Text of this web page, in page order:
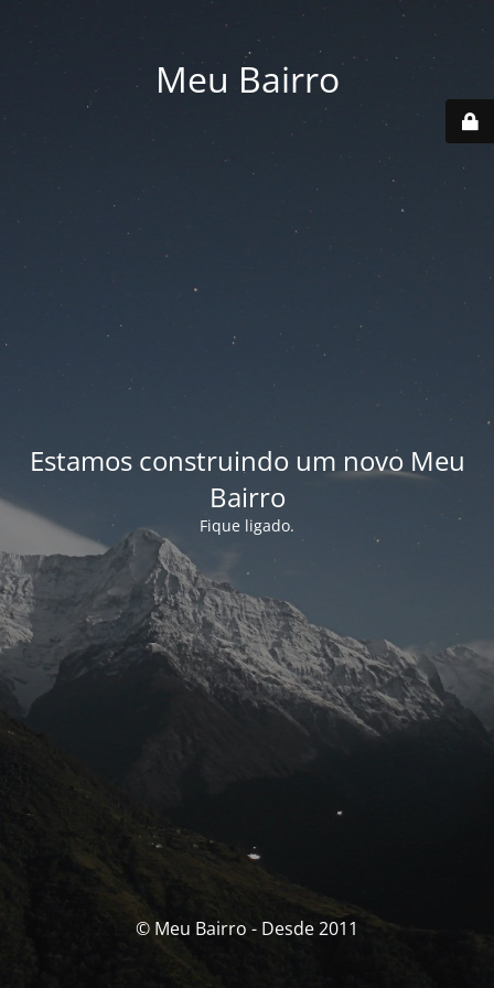
Meu Bairro
Estamos construindo um novo Meu
Bairro
Fique ligado.
© Meu Bairro - Desde 2011